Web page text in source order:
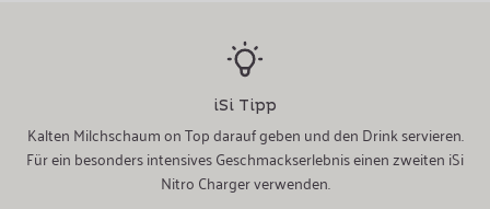
iSi Tipp
Kalten Milchschaum on Top darauf geben und den Drink servieren.
Für ein besonders intensives Geschmackserlebnis einen zweiten iSi
Nitro Charger verwenden.